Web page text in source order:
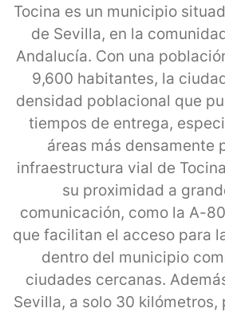
Tocina es un municipio
de Sevilla, en la
Andalucía. Con una
9,600 habitantes, la
densidad poblacional que
tiempos de entrega,
áreas más densamente
infraestructura vial de
su proximidad a
comunicación, como la A-
que facilitan el acceso para
dentro del municipio
ciudades cercanas.
Sevilla, a solo 30 kilómetros,